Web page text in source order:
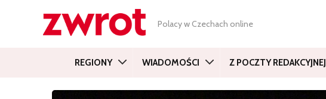
Polacy w Czechach online
REGIONY WIADOMOŚCI Z POCZTY REDAKCYJNEJ